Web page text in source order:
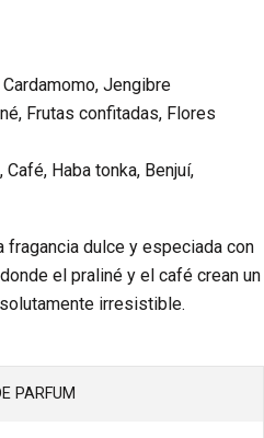
Cardamomo, Jengibre
Frutas confitadas, Flores
Café, Haba tonka, Benjuí,
fragancia dulce y especiada con
el praliné y el café crean un
irresistible.
PARFUM